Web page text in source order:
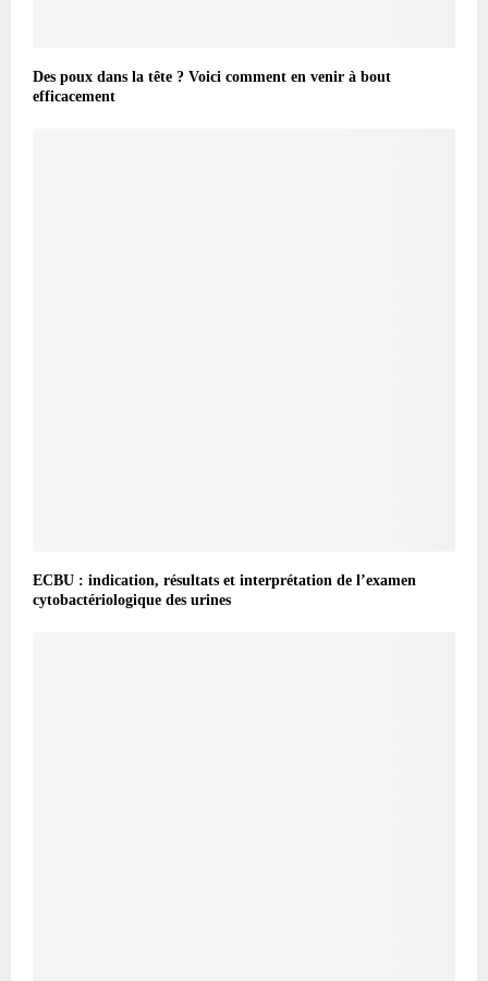
Des poux dans la tête ? Voici comment en venir à bout
efficacement
ECBU : indication, résultats et interprétation de l’examen
cytobactériologique des urines